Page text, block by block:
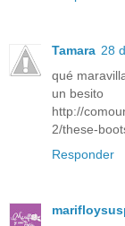
Tamara 28
qué
un besito
http://
2/these-
Responder